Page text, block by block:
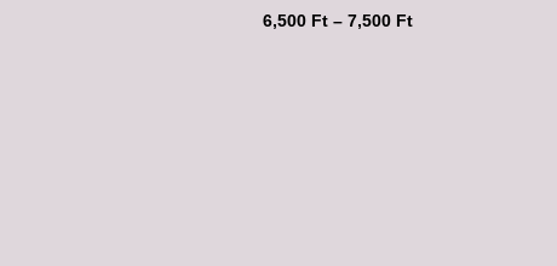
6,500 Ft – 7,500 Ft